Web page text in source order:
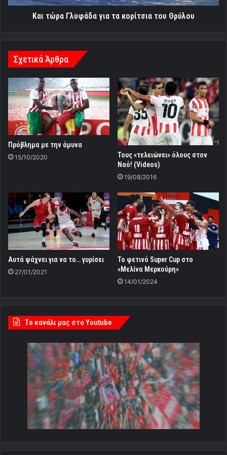
Και τώρα Γλυφάδα για τα κορίτσια του Θρύλου
Σχετικά Άρθρα
Πρόβλημα με την άμυνα
15/10/2020
Τους «τελειώνει» όλους στον
Ναό! (Videos)
19/08/2016
Αυτά ψάχνει για να το… γυρίσει
27/01/2021
Το φετινό Super Cup στο
«Μελίνα Μερκούρη»
14/01/2024
Tο κανάλι μας στο Youtube